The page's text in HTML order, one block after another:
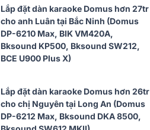
Lắp đặt dàn karaoke Domus hơn 27tr
cho anh Luân tại Bắc Ninh (Domus
DP-6210 Max, BIK VM420A,
Bksound KP500, Bksound SW212,
BCE U900 Plus X)
Lắp đặt dàn karaoke Domus hơn 26tr
cho chị Nguyên tại Long An (Domus
DP-6212 Max, Bksound DKA 8500,